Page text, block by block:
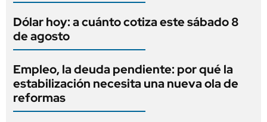
Dólar hoy: a cuánto cotiza este sábado 8
de agosto
Empleo, la deuda pendiente: por qué la
estabilización necesita una nueva ola de
reformas